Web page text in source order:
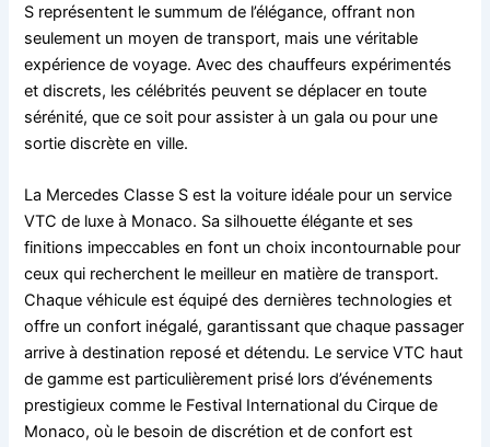
S représentent le summum de l’élégance, offrant non
seulement un moyen de transport, mais une véritable
expérience de voyage. Avec des chauffeurs expérimentés
et discrets, les célébrités peuvent se déplacer en toute
sérénité, que ce soit pour assister à un gala ou pour une
sortie discrète en ville.
La Mercedes Classe S est la voiture idéale pour un service
VTC de luxe à Monaco. Sa silhouette élégante et ses
finitions impeccables en font un choix incontournable pour
ceux qui recherchent le meilleur en matière de transport.
Chaque véhicule est équipé des dernières technologies et
offre un confort inégalé, garantissant que chaque passager
arrive à destination reposé et détendu. Le service VTC haut
de gamme est particulièrement prisé lors d’événements
prestigieux comme le Festival International du Cirque de
Monaco, où le besoin de discrétion et de confort est